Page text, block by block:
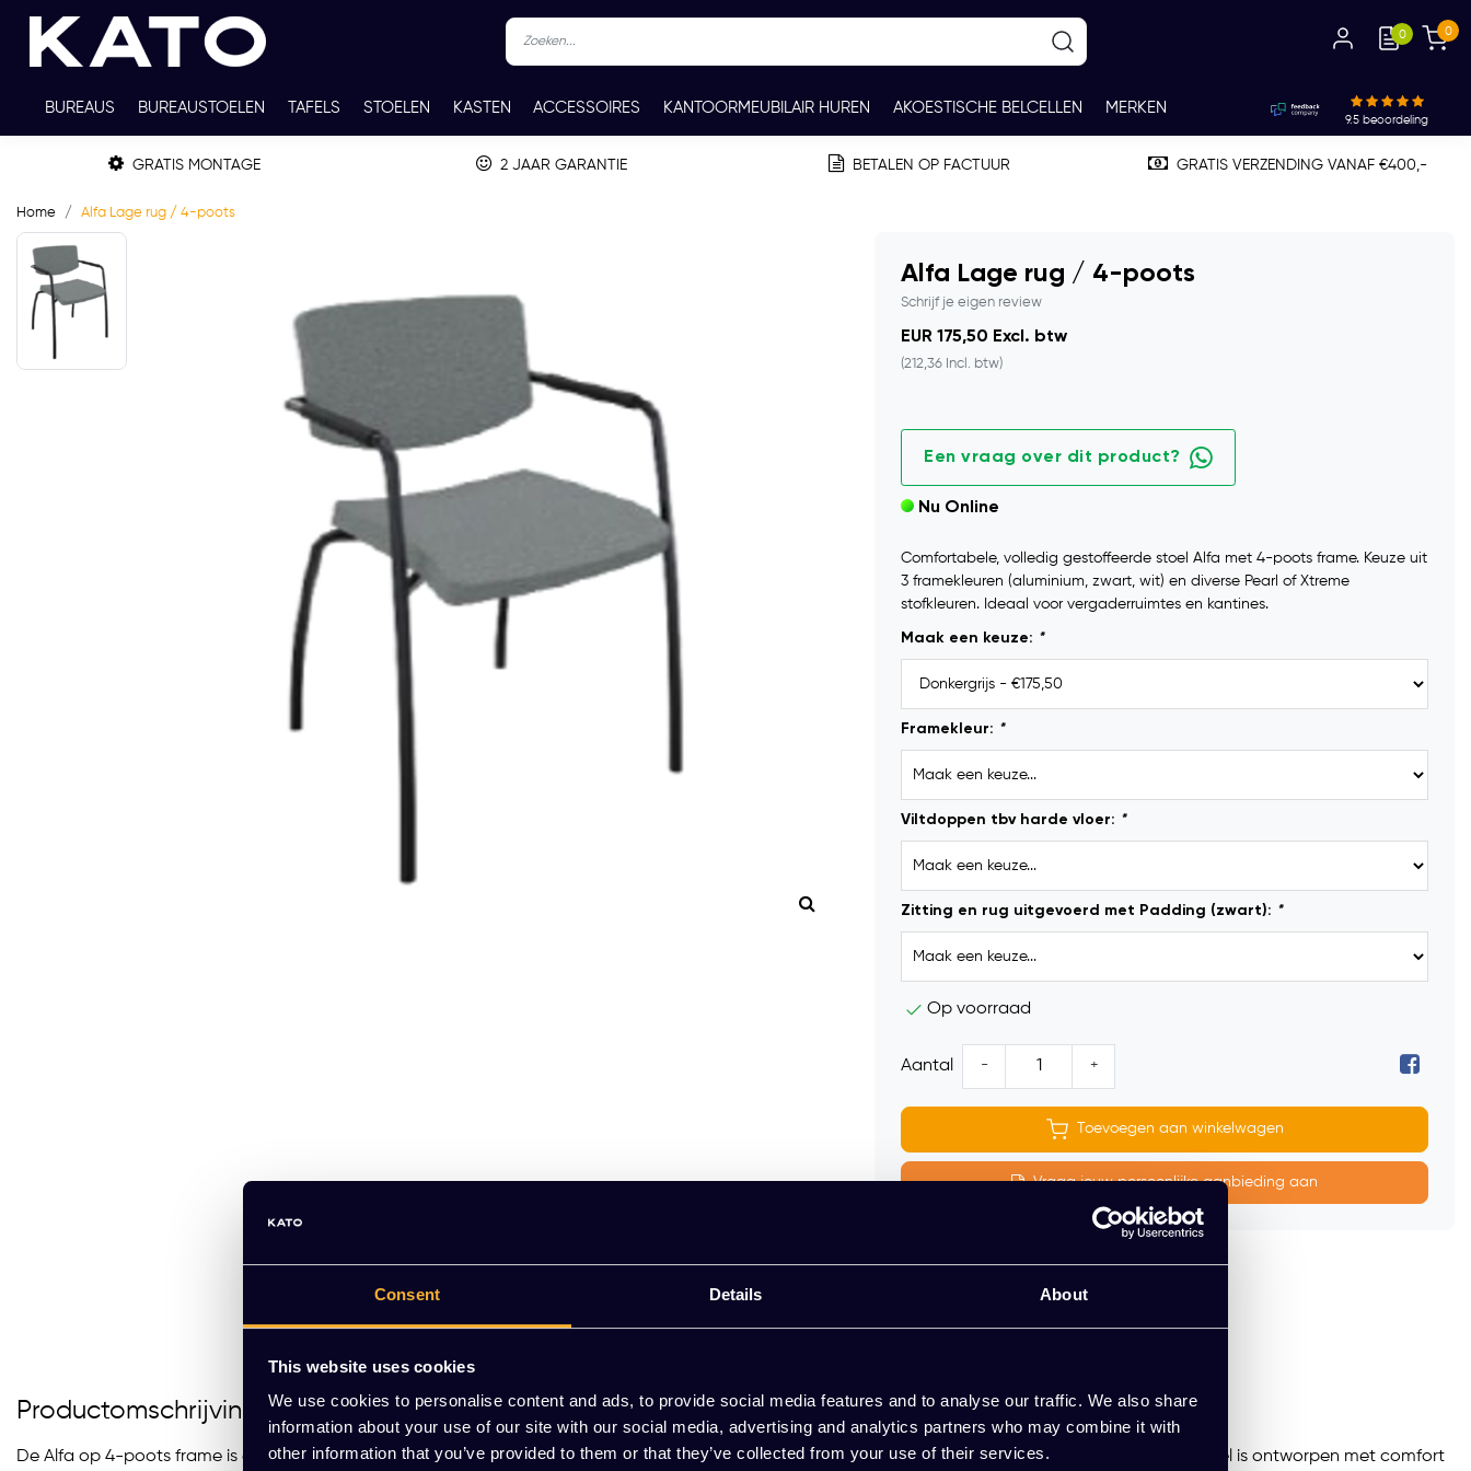
Consent Details About
This website uses cookies
We use cookies to personalise content and ads, to provide social media features and to analyse our traffic. We also share
information about your use of our site with our social media, advertising and analytics partners who may combine it with
other information that you’ve provided to them or that they’ve collected from your use of their services.
0 0
BUREAUS BUREAUSTOELEN TAFELS STOELEN KASTEN ACCESSOIRES KANTOORMEUBILAIR HUREN AKOESTISCHE BELCELLEN MERKEN
TWEEDEHANDS THUISWERKPLEKKEN WERKBLADKLEUREN CONTACT
9.5 beoordeling
GRATIS MONTAGE 2 JAAR GARANTIE BETALEN OP FACTUUR GRATIS VERZENDING VANAF €400,-
Home Alfa Lage rug / 4-poots
Alfa Lage rug / 4-poots
Schrijf je eigen review
EUR 175,50 Excl. btw
(212,36 Incl. btw)
Een vraag over dit product?
Nu Online
Comfortabele, volledig gestoffeerde stoel Alfa met 4-poots frame. Keuze uit
3 framekleuren (aluminium, zwart, wit) en diverse Pearl of Xtreme
stofkleuren. Ideaal voor vergaderruimtes en kantines.
Maak een keuze: *
Framekleur: *
Viltdoppen tbv harde vloer: *
Zitting en rug uitgevoerd met Padding (zwart): *
Op voorraad
Aantal - +
Toevoegen aan winkelwagen
Vraag jouw persoonlijke aanbieding aan
Gratis montage
Meer dan 20 jaar ervaring
Productomschrijving
De Alfa op 4-poots frame is een veelzijdige en stijlvolle stoel die uitstekend past in diverse kantoorinrichtingen, van vergaderzalen tot kantines. Deze stoel is ontworpen met comfort